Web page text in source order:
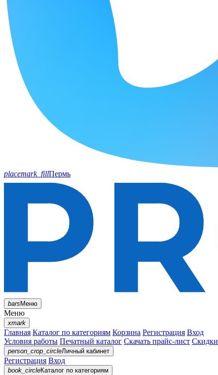
placemark_fillПермь
barsМеню
Меню
xmark
Главная Каталог по категориям Корзина Регистрация Вход
Условия работы Печатный каталог Скачать прайс-лист Скидки
person_crop_circleЛичный кабинет
Регистрация Вход
book_circleКаталог по категориям